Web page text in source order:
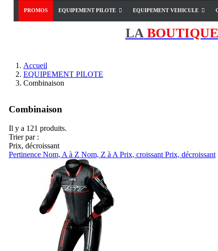
PROMOS EQUIPEMENT PILOTE EQUIPEMENT VEHICULE
LABOUTIQUE
Accueil
EQUIPEMENT PILOTE
Combinaison
Combinaison
Il y a 121 produits.
Trier par :
Prix, décroissant
Pertinence Nom, A à Z Nom, Z à A Prix, croissant Prix, décroissant